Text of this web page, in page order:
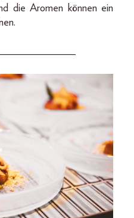
die Aromen können ein